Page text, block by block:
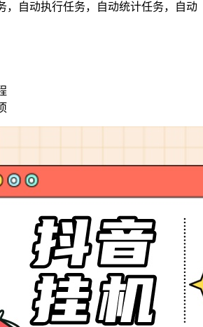
，自动执行任务，自动统计任务，自动